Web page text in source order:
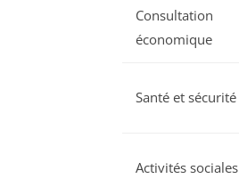
Consultation
économique
Santé et sécurité
Activités sociales